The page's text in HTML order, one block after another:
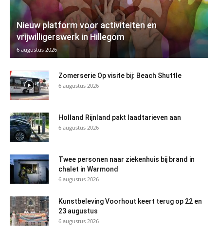
Nieuw platform voor activiteiten en
vrijwilligerswerk in Hillegom
6 augustus 2026
Zomerserie Op visite bij: Beach Shuttle
6 augustus 2026
Holland Rijnland pakt laadtarieven aan
6 augustus 2026
Twee personen naar ziekenhuis bij brand in
chalet in Warmond
6 augustus 2026
Kunstbeleving Voorhout keert terug op 22 en
23 augustus
6 augustus 2026